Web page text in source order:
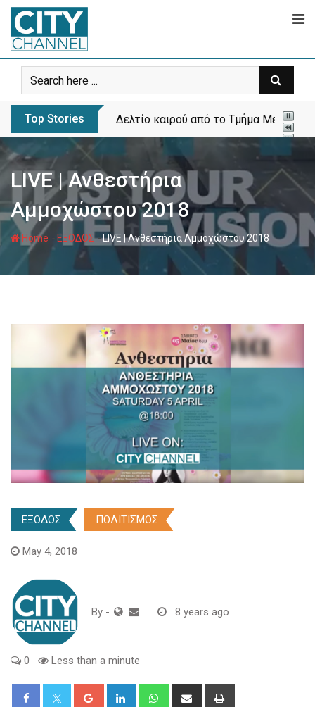
Skip
content
Top Stories Το πρώτο πάρκο σκύλων ανοίγει στα
LIVE | Ανθεστήρια
Αμμοχώστου 2018
Home ΕΞΟΔΟΣ-LIVE | Ανθεστήρια Αμμοχώστου 2018
ΕΞΟΔΟΣ ΠΟΛΙΤΙΣΜΟΣ
May 4, 2018
By - 8 years ago
0 Less than a minute
Google+ LinkedIn WhatsappShare